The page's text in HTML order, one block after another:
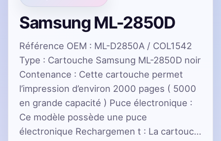
Samsung ML-2850D
Référence OEM : ML-D2850A / COL1542
Type : Cartouche Samsung ML-2850D noir
Contenance : Cette cartouche permet
l’impression d’environ 2000 pages ( 5000
en grande capacité ) Puce électronique :
Ce modèle possède une puce
électronique Rechargemen t : La cartouc…